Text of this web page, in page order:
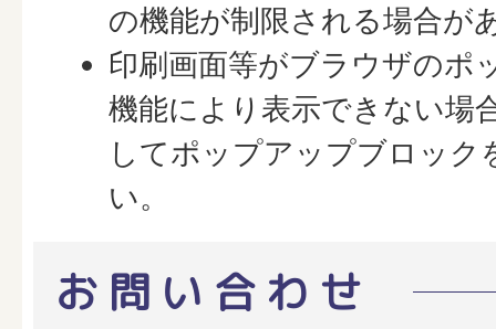
の機能が制限される場合が
印刷画面等がブラウザのポ
機能により表示できない場
してポップアップブロック
い。
お問い合わせ